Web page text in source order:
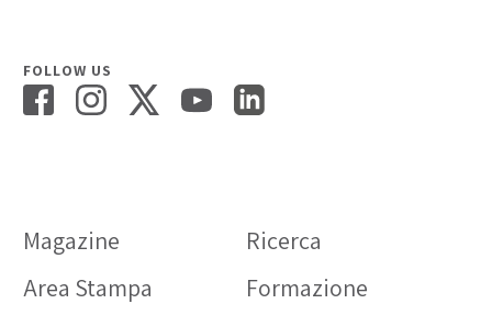
FOLLOW US
Magazine
Ricerca
Area Stampa
Formazione